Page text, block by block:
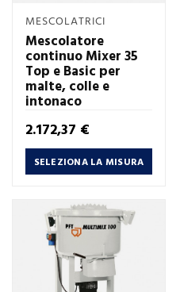
MESCOLATRICI
Mescolatore
continuo Mixer 35
Top e Basic per
malte, colle e
intonaco
Prezzo
2.172,37 €
SELEZIONA LA MISURA